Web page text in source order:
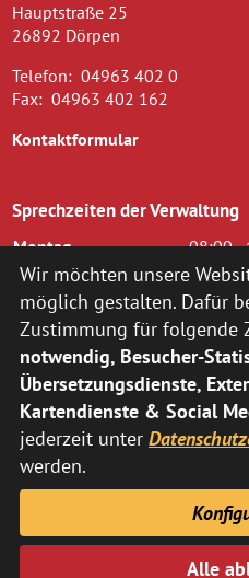
Hauptstraße 25
26892 Dörpen
Telefon: 04963 402 0
Fax: 04963 402 162
Kontaktformular
Sprechzeiten der Verwaltung
Montag
08:00 -
Dienstag
08.00 -
Uhr
Mittwoch
08.00
Donnerstag
14.00 -
Freitag
08.00 -
zusätzlich nach vorheriger
Montag
14:00 -
Donnerstag
Abweichende Sprechzeiten
Wir möchten unsere
möglich gestalten. Dafür
Zustimmung für folgende
notwendig, Besucher-
Übersetzungsdienste,
Kartendienste & Social
jederzeit unter
werden.
Alle